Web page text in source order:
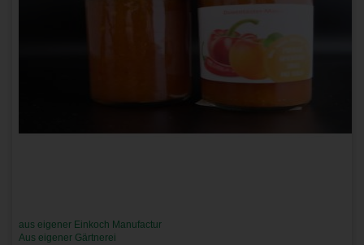
aus eigener Einkoch Manufactur
Aus eigener Gärtnerei